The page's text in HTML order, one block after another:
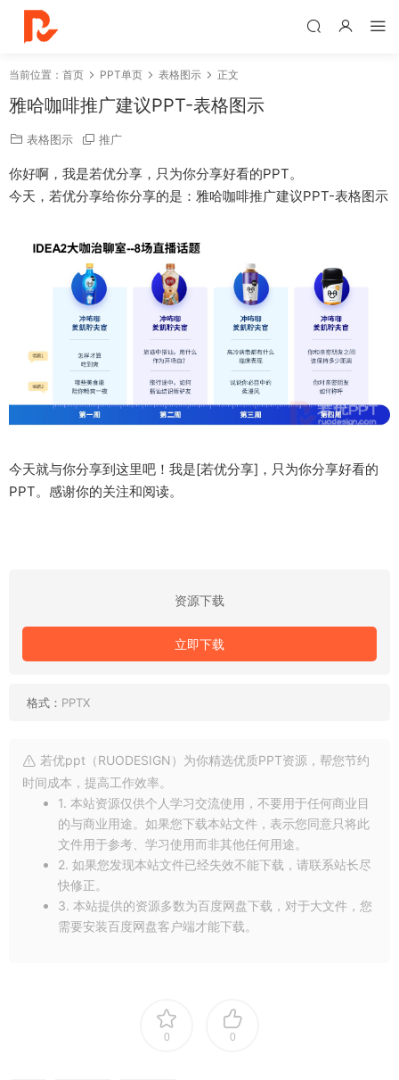
当前位置： 首页 PPT单页 表格图示 正文
雅哈咖啡推广建议PPT-表格图示
表格图示 推广
你好啊，我是若优分享，只为你分享好看的PPT。
今天，若优分享给你分享的是：雅哈咖啡推广建议PPT-表格图示
今天就与你分享到这里吧！我是[若优分享]，只为你分享好看的
PPT。感谢你的关注和阅读。
资源下载
立即下载
格式： PPTX
若优ppt（RUODESIGN）为你精选优质PPT资源，帮您节约
时间成本，提高工作效率。
1. 本站资源仅供个人学习交流使用，不要用于任何商业目
的与商业用途。如果您下载本站文件，表示您同意只将此
文件用于参考、学习使用而非其他任何用途。
2. 如果您发现本站文件已经失效不能下载，请联系站长尽
快修正。
3. 本站提供的资源多数为百度网盘下载，对于大文件，您
需要安装百度网盘客户端才能下载。
0 0